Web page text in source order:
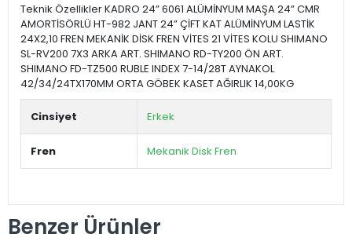
Teknik Özellikler KADRO 24” 6061 ALÜMİNYUM MAŞA 24” CMR
AMORTİSÖRLÜ HT-982 JANT 24” ÇİFT KAT ALÜMİNYUM LASTİK
24X2,10 FREN MEKANİK DİSK FREN VİTES 21 VİTES KOLU SHIMANO
SL-RV200 7X3 ARKA ART. SHIMANO RD-TY200 ÖN ART.
SHIMANO FD-TZ500 RUBLE INDEX 7-14/28T AYNAKOL
42/34/24TX170MM ORTA GÖBEK KASET AĞIRLIK 14,00KG
Cinsiyet Erkek
Fren Mekanik Disk Fren
Benzer Ürünler